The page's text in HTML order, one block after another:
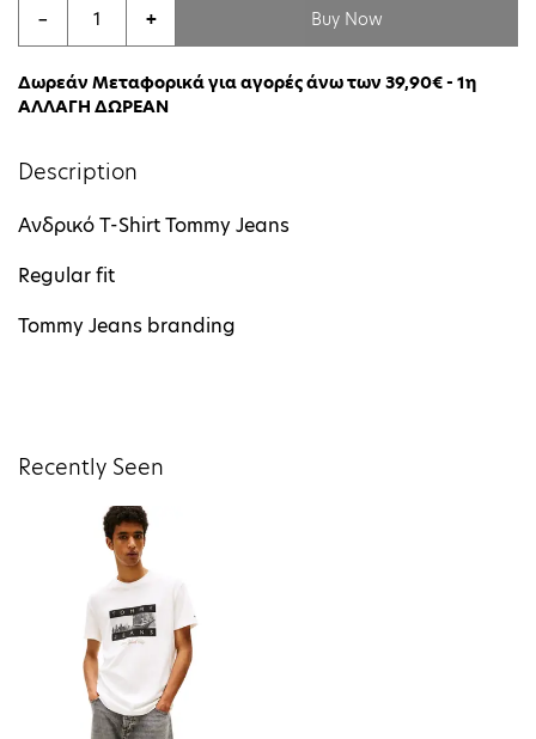
− + Buy Now
Δωρεάν Μεταφορικά για αγορές άνω των 39,90€ - 1η
ΑΛΛΑΓΗ ΔΩΡΕΑΝ
Description
Ανδρικό T-Shirt Tommy Jeans
Regular fit
Tommy Jeans branding
Recently Seen